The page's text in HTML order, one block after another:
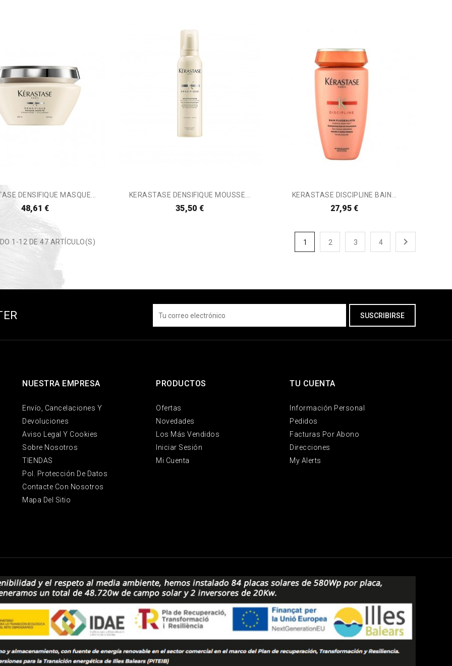
DENSIFIQUE MASQUE...
48,61 €
KERASTASE DENSIFIQUE MOUSSE...
35,50 €
KERASTASE DISCIPLINE BAIN...
27,95 €
1-12 DE 47 ARTÍCULO(S) 1 2 3 4 
TU CUENTA
Información Personal
Pedidos
Facturas Por Abono
Direcciones
My Alerts
PRODUCTOS
Ofertas
Novedades
Los Más Vendidos
Iniciar Sesión
Mi Cuenta
NUESTRA EMPRESA
Envío, Cancelaciones Y
Devoluciones
Aviso Legal Y Cookies
Sobre Nosotros
TIENDAS
Pol. Protección De Datos
Contacte Con Nosotros
Mapa Del Sitio